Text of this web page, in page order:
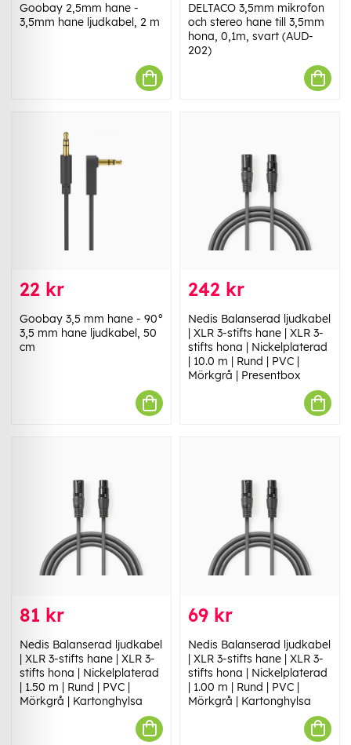
Goobay 2,5mm hane -
3,5mm hane ljudkabel, 2 m
DELTACO 3,5mm mikrofon
och stereo hane till 3,5mm
hona, 0,1m, svart (AUD-
202)
22 kr
Goobay 3,5 mm hane - 90°
3,5 mm hane ljudkabel, 50
cm
242 kr
Nedis Balanserad ljudkabel
| XLR 3-stifts hane | XLR 3-
stifts hona | Nickelplaterad
| 10.0 m | Rund | PVC |
Mörkgrå | Presentbox
81 kr
Nedis Balanserad ljudkabel
| XLR 3-stifts hane | XLR 3-
stifts hona | Nickelplaterad
| 1.50 m | Rund | PVC |
Mörkgrå | Kartonghylsa
69 kr
Nedis Balanserad ljudkabel
| XLR 3-stifts hane | XLR 3-
stifts hona | Nickelplaterad
| 1.00 m | Rund | PVC |
Mörkgrå | Kartonghylsa